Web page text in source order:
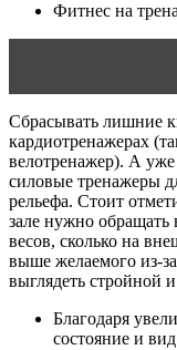
Фитнес на
Сбрасывать лишние
кардиотренажерах
велотренажер). А уже
силовые тренажеры
рельефа. Стоит
зале нужно обращать
весов, сколько на
выше желаемого из-
выглядеть стройной
Благодаря
состояние и